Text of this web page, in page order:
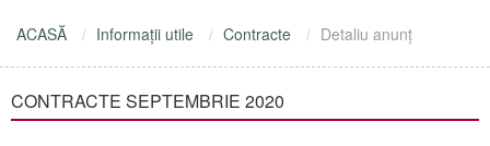
ACASĂ Informaţii utile Contracte Detaliu anunţ
CONTRACTE SEPTEMBRIE 2020